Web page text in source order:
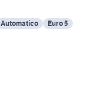
Automatico Euro 5